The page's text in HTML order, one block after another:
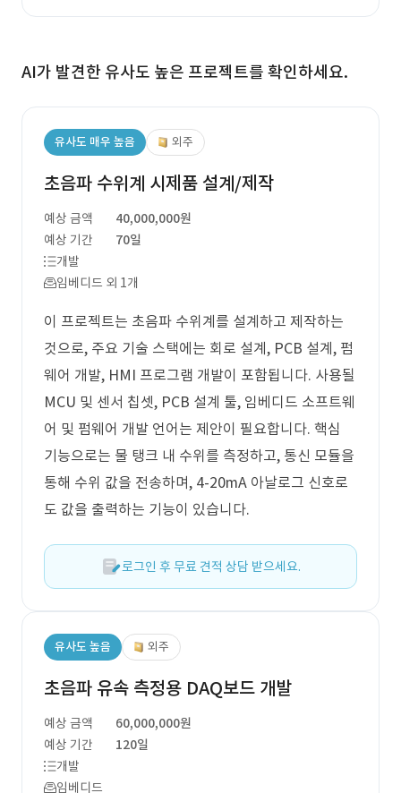
AI가 발견한 유사도 높은 프로젝트를 확인하세요.
유사도 매우 높음 외주
초음파 수위계 시제품 설계/제작
예상 금액
40,000,000원
예상 기간
70일
개발
임베디드 외 1개
이 프로젝트는 초음파 수위계를 설계하고 제작하는
것으로, 주요 기술 스택에는 회로 설계, PCB 설계, 펌
웨어 개발, HMI 프로그램 개발이 포함됩니다. 사용될
MCU 및 센서 칩셋, PCB 설계 툴, 임베디드 소프트웨
어 및 펌웨어 개발 언어는 제안이 필요합니다. 핵심
기능으로는 물 탱크 내 수위를 측정하고, 통신 모듈을
통해 수위 값을 전송하며, 4-20mA 아날로그 신호로
도 값을 출력하는 기능이 있습니다.
로그인 후 무료 견적 상담 받으세요.
유사도 높음 외주
초음파 유속 측정용 DAQ보드 개발
예상 금액
60,000,000원
예상 기간
120일
개발
임베디드